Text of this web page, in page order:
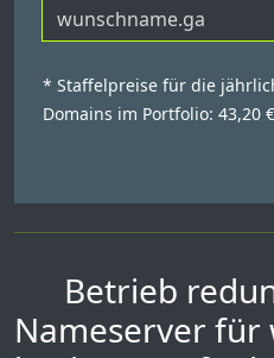
* Staffelpreise für die
Domains im Portfolio: 43,20 €
Betrieb
Nameserver für